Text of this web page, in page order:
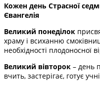
Кожен день Страсної
Євангелія
Великий понеділок
храму і всиханню
необхідності плодоносної
Великий вівторок – день
вчить, застерігає, готує